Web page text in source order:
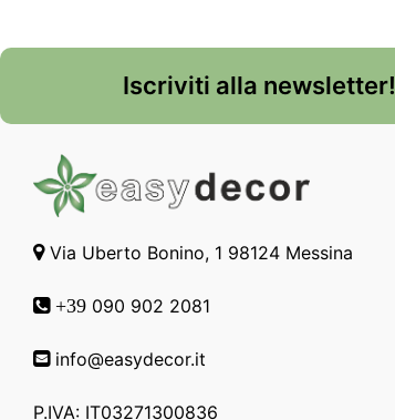
Iscriviti alla newsletter!
Via Uberto Bonino, 1 98124 Messina
+39 090 902 2081
info@easydecor.it
P.IVA: IT03271300836